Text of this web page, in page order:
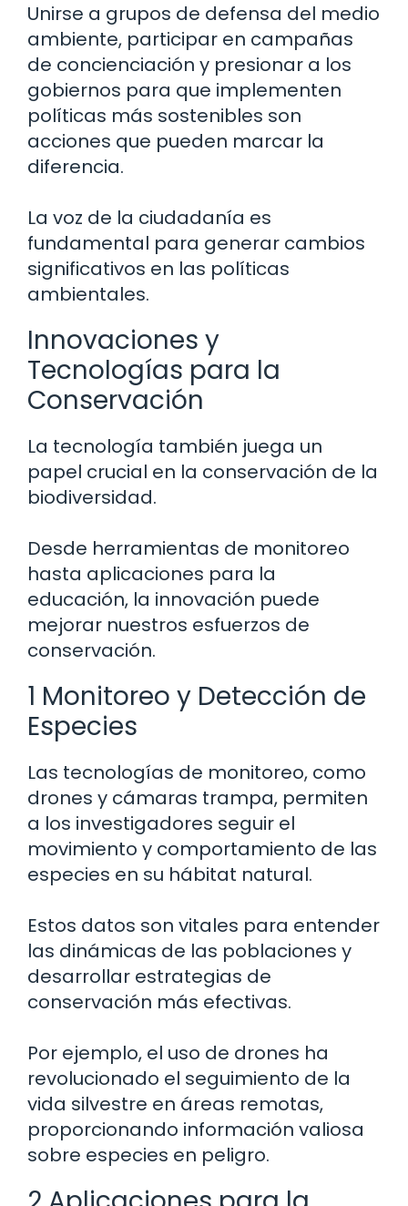
Unirse a grupos de defensa del medio
ambiente, participar en campañas
de concienciación y presionar a los
gobiernos para que implementen
políticas más sostenibles son
acciones que pueden marcar la
diferencia.
La voz de la ciudadanía es
fundamental para generar cambios
significativos en las políticas
ambientales.
Innovaciones y
Tecnologías para la
Conservación
La tecnología también juega un
papel crucial en la conservación de la
biodiversidad.
Desde herramientas de monitoreo
hasta aplicaciones para la
educación, la innovación puede
mejorar nuestros esfuerzos de
conservación.
1 Monitoreo y Detección de
Especies
Las tecnologías de monitoreo, como
drones y cámaras trampa, permiten
a los investigadores seguir el
movimiento y comportamiento de las
especies en su hábitat natural.
Estos datos son vitales para entender
las dinámicas de las poblaciones y
desarrollar estrategias de
conservación más efectivas.
Por ejemplo, el uso de drones ha
revolucionado el seguimiento de la
vida silvestre en áreas remotas,
proporcionando información valiosa
sobre especies en peligro.